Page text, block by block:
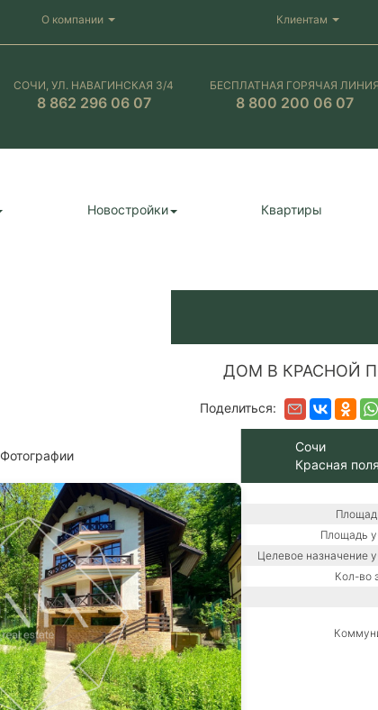
О компании Клиентам
СОЧИ, УЛ. НАВАГИНСКАЯ 3/4
8 862 296 06 07
БЕСПЛАТНАЯ ГОРЯЧАЯ ЛИНИЯ
8 800 200 06 07
Новостройки Квартиры
ДОМ В КРАСНОЙ
Поделиться:
Фотографии
Сочи
Красная
Площадь
Целевое назначение
Кол-во